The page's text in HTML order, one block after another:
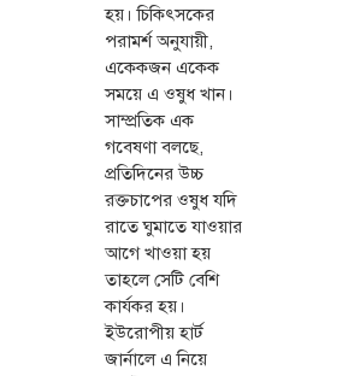
হয়। চিকিৎসকের
পরামর্শ অনুযায়ী,
একেকজন একেক
সময়ে এ ওষুধ খান।
সাম্প্রতিক এক
গবেষণা বলছে,
প্রতিদিনের উচ্চ
রক্তচাপের ওষুধ যদি
রাতে ঘুমাতে যাওয়ার
আগে খাওয়া হয়
তাহলে সেটি বেশি
কার্যকর হয়।
ইউরোপীয় হার্ট
জার্নালে এ নিয়ে